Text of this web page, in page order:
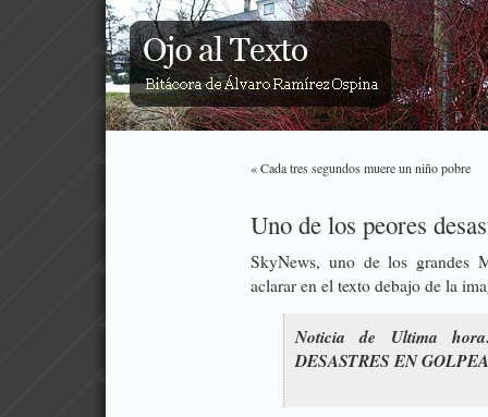
« Cada tres segundos muere un niño pobre
Uno de los peores
SkyNews, uno de los grandes
aclarar en el texto debajo de la
Noticia de Ultima
DESASTRES EN